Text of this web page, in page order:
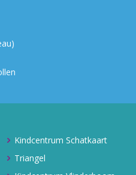
Kindcentrum Schatkaart
Triangel